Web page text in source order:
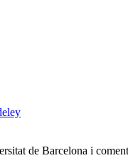
de Barcelona i